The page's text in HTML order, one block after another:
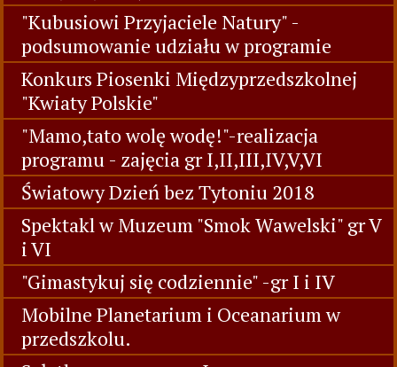
"Kubusiowi Przyjaciele Natury" -
podsumowanie udziału w programie
Konkurs Piosenki Międzyprzedszkolnej
"Kwiaty Polskie"
"Mamo,tato wolę wodę!"-realizacja
programu - zajęcia gr I,II,III,IV,V,VI
Światowy Dzień bez Tytoniu 2018
Spektakl w Muzeum "Smok Wawelski" gr V
i VI
"Gimastykuj się codziennie" -gr I i IV
Mobilne Planetarium i Oceanarium w
przedszkolu.